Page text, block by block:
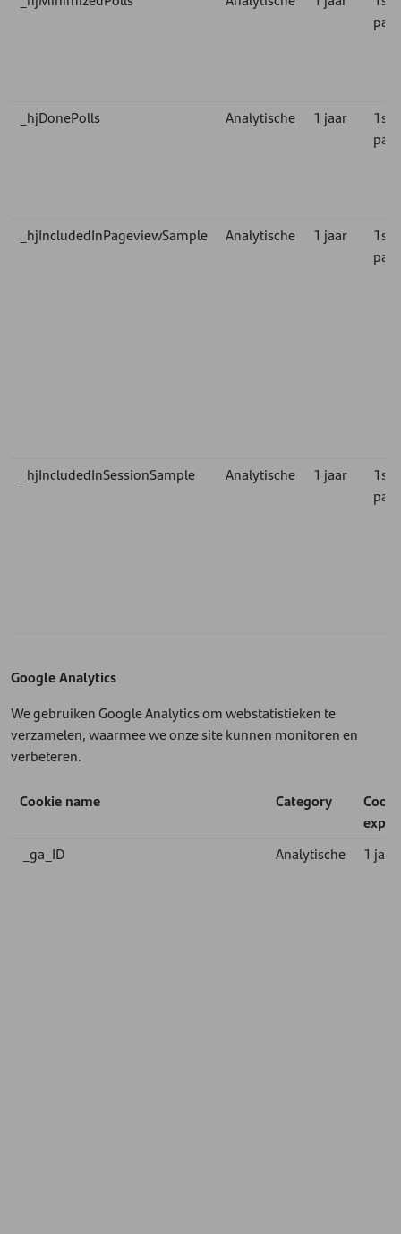
_hjDonePolls Analytische 1 jaar
1st
_hjIncludedInPageviewSample Analytische 1 jaar
1st
_hjIncludedInSessionSample Analytische 1 jaar
1st
Google Analytics
We gebruiken Google Analytics om webstatistieken te
verzamelen, waarmee we onze site kunnen monitoren en
verbeteren.
Cookie name Category
expiry
_ga_ID
Analytische 1 jaar